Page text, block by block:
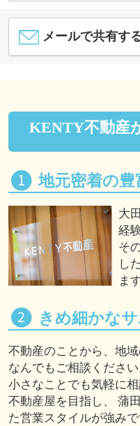
メールで共有す
KENTY不動産
地元密着の豊
大
経
そ
し
ま
きめ細かな
不動産のことから、地域
なんでもご相談ください
小さなことでも気軽に
不動産屋を目指し、 蒲
た営業スタイルが強みで